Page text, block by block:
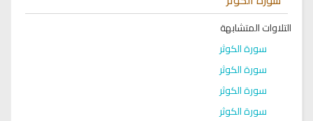
التلاوات المتشابهة
سورة الكوثر
سورة الكوثر
سورة الكوثر
سورة الكوثر